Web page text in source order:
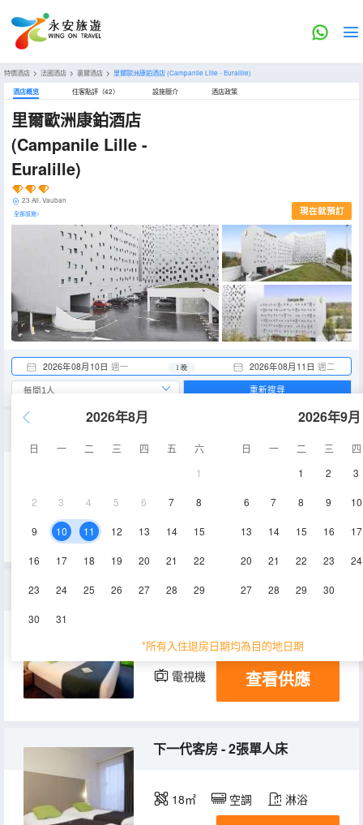
特價酒店 > 法國酒店 > 裏爾酒店 > 里爾歐洲康鉑酒店(Campanile Lille - Euralille)
酒店概览 住客點評（42） 設施簡介 酒店政策
里爾歐洲康鉑酒店
(Campanile Lille -
Euralille)
23 All. Vauban
全部設施> 現在就預訂
2026年08月10日 週一 2026年08月11日 週二
1 晚
2026年8月
日 一 二 三 四 五
六
1
2 3 4 5 6 7 8
9 10 11 12 13 14 15
16 17 18 19 20 21 22
23 24 25 26 27 28 29
30 31
2026年9月
日 一 二 三
四
1
2 3
6 7 8 9 10
13 14 15 16 17
20 21 22 23 24
27 28 29 30
*所有入住退房日期均為目的地日期
重新搜尋
電視機
客房（1張雙人床 - 新一代）
18㎡ 空調 淋浴
電視機 查看供應
下一代客房 - 2張單人床
18㎡ 空調 淋浴